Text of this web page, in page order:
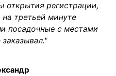
открытия регистрации,
на третьей минуте
посадочные с местами